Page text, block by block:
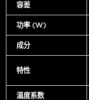
容差
功率 (W)
成分
特性
温度系数